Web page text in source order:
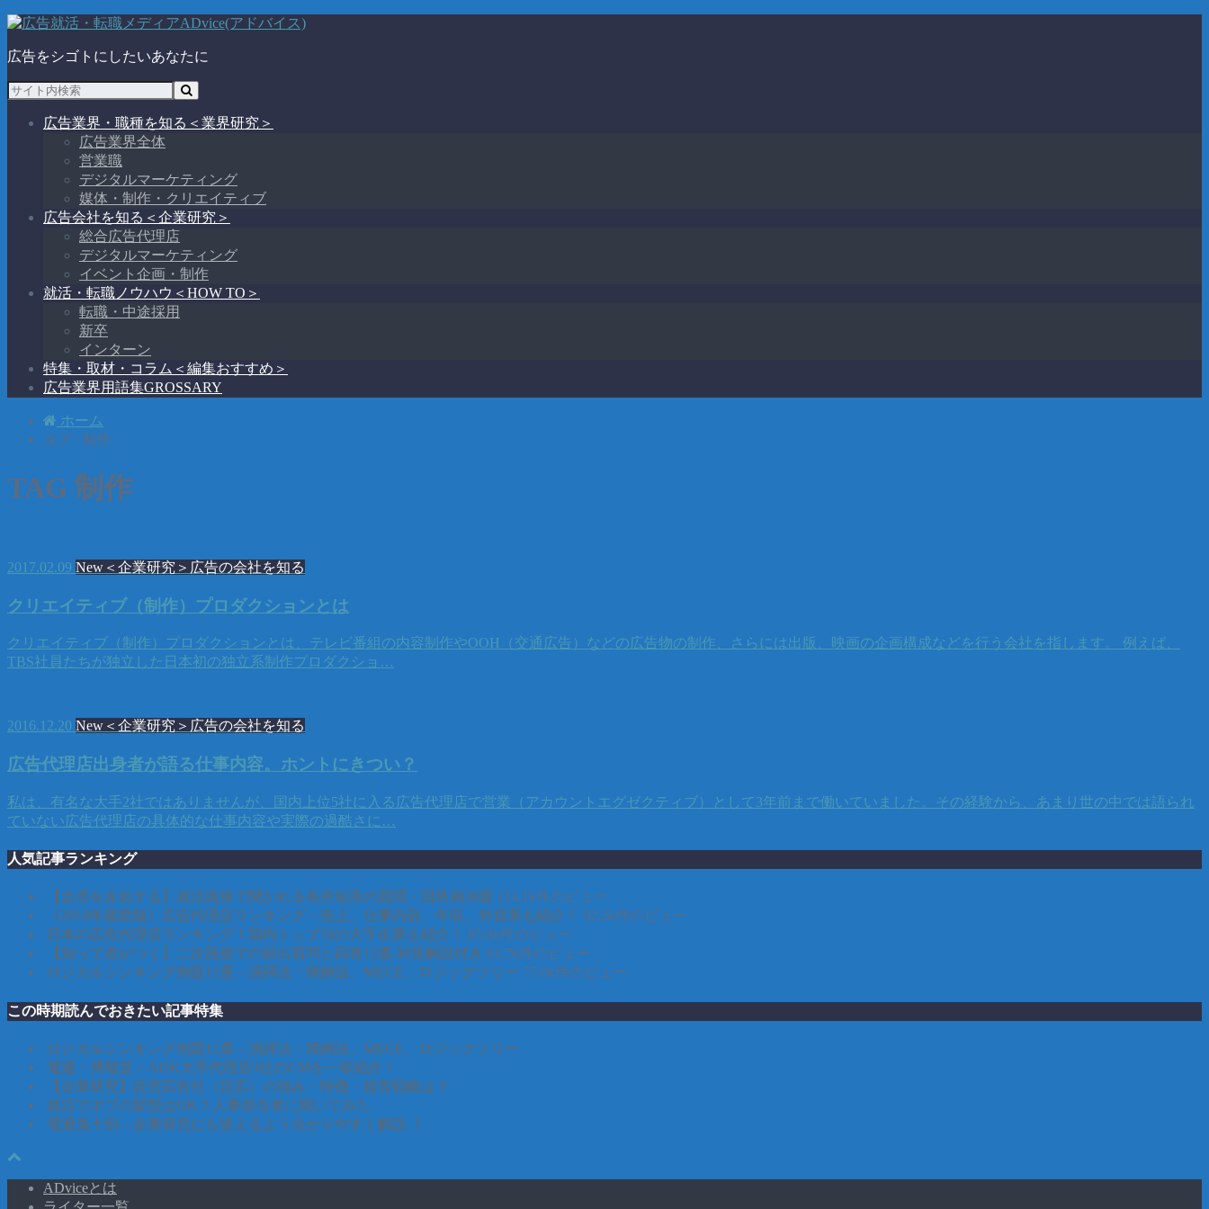
広告をシゴトにしたいあなたに
広告業界・職種を知る ＜業界研究＞
広告業界全体
営業職
デジタルマーケティング
媒体・制作・クリエイティブ
広告会社を知る ＜企業研究＞
総合広告代理店
デジタルマーケティング
イベント企画・制作
就活・転職ノウハウ ＜HOW TO＞
転職・中途採用
新卒
インターン
特集・取材・コラム ＜編集おすすめ＞
広告業界用語集GROSSARY
ホーム
タグ : 制作
TAG 制作
2017.02.09 New＜企業研究＞広告の会社を知る
クリエイティブ（制作）プロダクションとは
クリエイティブ（制作）プロダクションとは、テレビ番組の内容制作やOOH（交通広告）などの広告物の制作、さらには出版、映画の企画構成などを行う会社を指します。 例えば、
TBS社員たちが独立した日本初の独立系制作プロダクショ…
2016.12.20 New＜企業研究＞広告の会社を知る
広告代理店出身者が語る仕事内容。ホントにきつい？
私は、有名な大手2社ではありませんが、国内上位5社に入る広告代理店で営業（アカウントエグゼクティブ）として3年前まで働いていました。その経験から、あまり世の中では語られ
ていない広告代理店の具体的な仕事内容や実際の過酷さに…
人気記事ランキング
【合否を左右する】就活面接で聞かれる長所短所の質問・回答例30選 114.1k件のビュー
《2018年最新版》広告代理店ランキング – 売上、仕事内容、年収、外資系も紹介！
92.2k件のビュー
日本の広告代理店ランキング！国内トップ10の大手企業を紹介！
85.8k件のビュー
【知って差がつく】二次面接での頻出質問と回答15選-対策解説付き 81.7k件のビュー
ロジカルシンキング例題11選 – 演繹法・帰納法、MECE、ロジックツリー 77.6k件のビュー
この時期読んでおきたい記事特集
ロジカルシンキング例題11選 – 演繹法・帰納法、MECE、ロジックツリー
電通・博報堂・ADK大手代理店3社のCMを一挙紹介！
【企業研究】読売広告社（読広）の強み・特徴・経営戦略は？
就活でボブの髪型はOK？人事担当者に聞いてみた
電通鬼十則 – 企業研究にも使えるよう分かりやすく解説 ！
ADviceとは